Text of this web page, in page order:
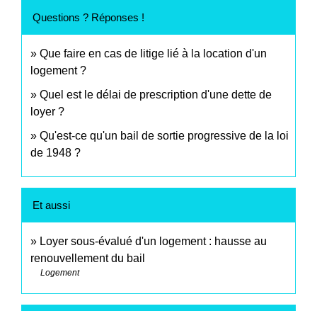
Questions ? Réponses !
Que faire en cas de litige lié à la location d'un
logement ?
Quel est le délai de prescription d'une dette de
loyer ?
Qu'est-ce qu'un bail de sortie progressive de la loi
de 1948 ?
Et aussi
Loyer sous-évalué d'un logement : hausse au
renouvellement du bail
Logement